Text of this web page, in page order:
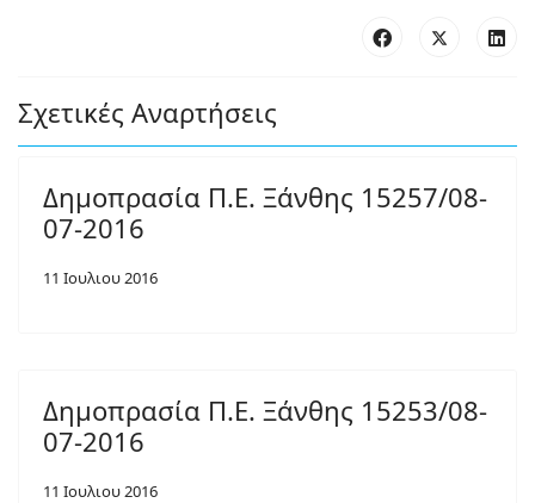
Σχετικές Αναρτήσεις
Δημοπρασία Π.Ε. Ξάνθης 15257/08-
07-2016
11 Ιουλιου 2016
Δημοπρασία Π.Ε. Ξάνθης 15253/08-
07-2016
11 Ιουλιου 2016